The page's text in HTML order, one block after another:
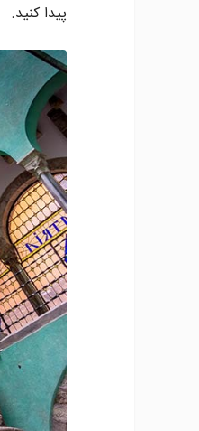
پیدا کنید.